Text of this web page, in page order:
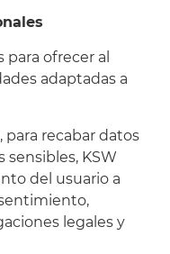
ofrecer al
adaptadas a
recabar datos
sensibles, KSW
del usuario a
legales y